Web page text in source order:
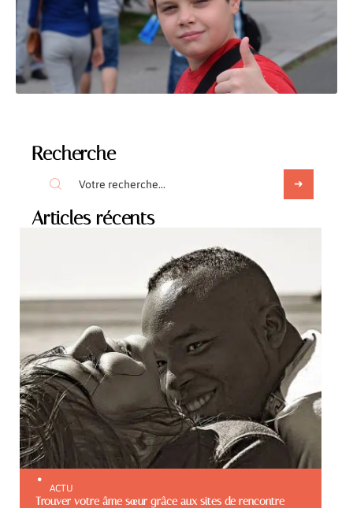
Recherche
Articles récents
ACTU
Trouver votre âme sœur grâce aux sites de rencontre